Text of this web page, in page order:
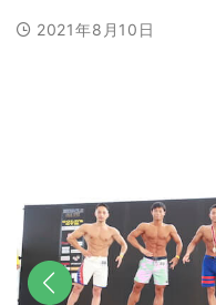
2021年8月10日